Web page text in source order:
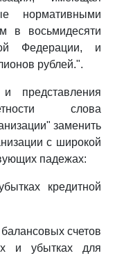
нормативными
в восьмидесяти
Федерации, и
рублей.".
представления
слова
заменить
с широкой
падежах:
кредитной
счетов
и убытках для